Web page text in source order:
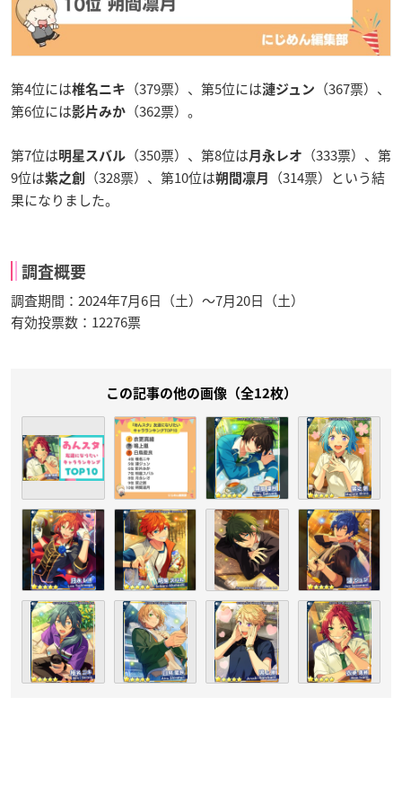
第4位には椎名ニキ （379票）、第5位には漣ジュン
（367票）、
第6位には影片みか （362票）。
第7位は 明星スバル （350票）、第8位は月永レオ
（333票）、第
9位は紫之創 （328票）、第10位は朔間凛月
（314票）という結
果になりました。
調査概要
調査期間：2024年7月6日（土）〜7月20日（土）
有効投票数：12276票
この記事の他の画像（全12枚）